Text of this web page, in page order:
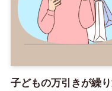
子どもの万引きが繰